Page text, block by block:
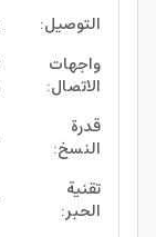
التوصيل:
واجهات
الاتصال:
قدرة
النسخ:
تقنية
الحبر: